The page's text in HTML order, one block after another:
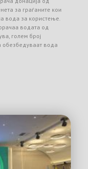
за граѓаните кои
вода за користење.
водата од
голем број
обезбедуваат вода